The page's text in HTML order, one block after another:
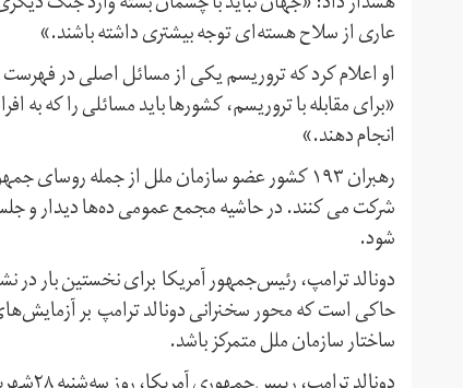
عاری از سلاح هسته‌ای توجه بیشتری داشته باشند.»
او اعلام کرد که تروریسم یکی از مسائل اصلی در
«برای مقابله با تروریسم، کشور‌ها باید مسائلی را که به
انجام دهند.»
رهبران ۱۹۳ کشور عضو سازمان ملل از جمله
شرکت می کنند. در حاشیه مجمع عمومی ده‌ها دیدار و
شود.
دونالد ترامپ، رئیس‌جمهور آمریکا برای نخستین بار
حاکی است که محور سخنرانی دونالد ترامپ بر
ساختار سازمان ملل متمرکز باشد.